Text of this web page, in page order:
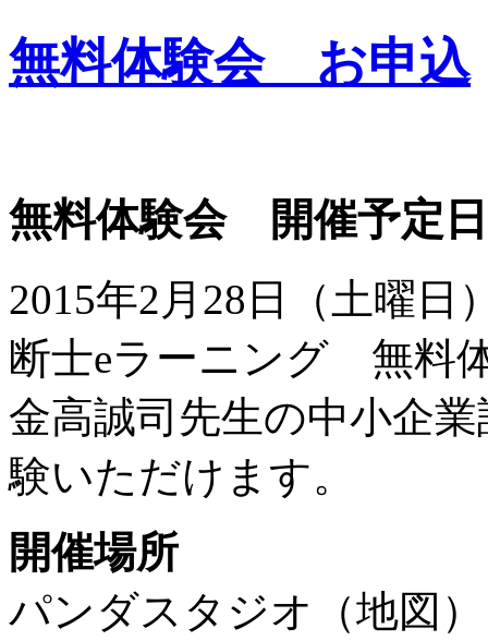
無料体験会 お申込
無料体験会 開催予定日
2015年2月28日（土曜
断士eラーニング 無料
金高誠司先生の中小企
験いただけます。
開催場所
パンダスタジオ（地図）